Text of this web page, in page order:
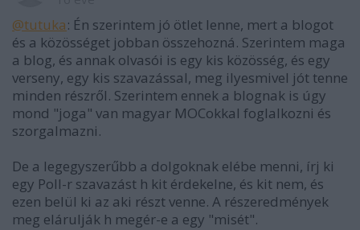
@tutuka: Én szerintem jó ötlet lenne, mert a blogot
és a közösséget jobban összehozná. Szerintem maga
a blog, és annak olvasói is egy kis közösség, és egy
verseny, egy kis szavazással, meg ilyesmivel jót tenne
minden részről. Szerintem ennek a blognak is úgy
mond "joga" van magyar MOCokkal foglalkozni és
szorgalmazni.
De a legegyszerűbb a dolgoknak elébe menni, írj ki
egy Poll-r szavazást h kit érdekelne, és kit nem, és
ezen belül ki az aki részt venne. A részeredmények
meg elárulják h megér-e a egy "misét".